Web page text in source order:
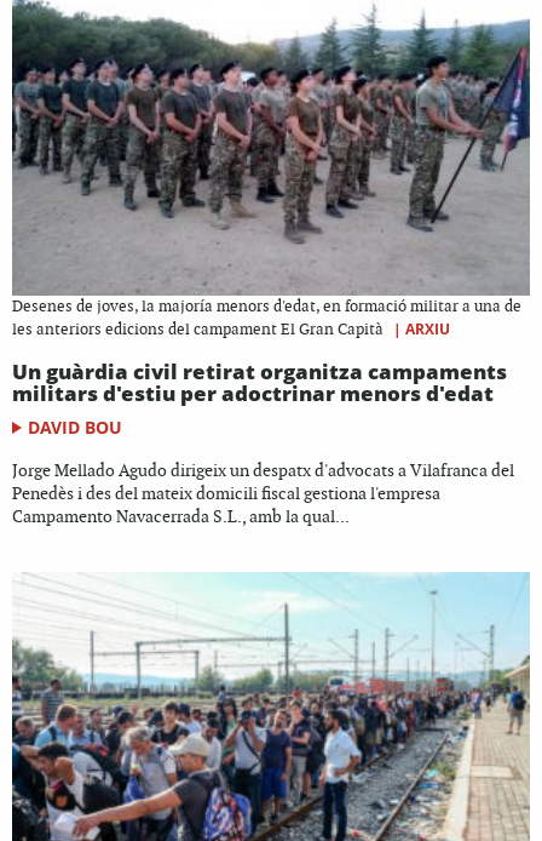
Desenes de joves, la majoría menors d'edat, en formació militar a una de
les anteriors edicions del campament El Gran Capità
| ARXIU
Un guàrdia civil retirat organitza campaments
militars d'estiu per adoctrinar menors d'edat
DAVID BOU
Jorge Mellado Agudo dirigeix un despatx d'advocats a Vilafranca del
Penedès i des del mateix domicili fiscal gestiona l'empresa
Campamento Navacerrada S.L., amb la qual...